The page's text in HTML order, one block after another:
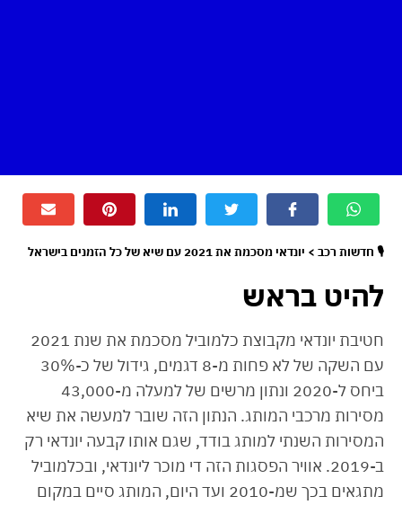
🎙 חדשות רכב > יונדאי מסכמת את 2021 עם שיא של כל הזמנים בישראל
להיט בראש
חטיבת יונדאי מקבוצת כלמוביל מסכמת את שנת 2021
עם השקה של לא פחות מ-8 דגמים, גידול של כ-30%
ביחס ל-2020 ונתון מרשים של למעלה מ-43,000
מסירות מרכבי המותג. הנתון הזה שובר למעשה את שיא
המסירות השנתי למותג בודד, שגם אותו קבעה יונדאי רק
ב-2019. אוויר הפסגות הזה די מוכר ליונדאי, ובכלמוביל
מתגאים בכך שמ-2010 ועד היום, המותג סיים במקום